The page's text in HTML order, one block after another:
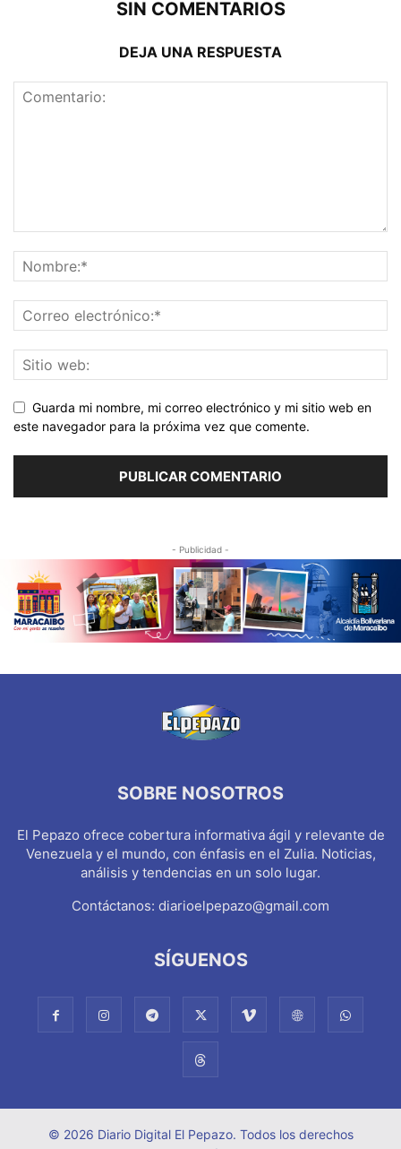
SIN COMENTARIOS
DEJA UNA RESPUESTA
Guarda mi nombre, mi correo electrónico y mi sitio web en
este navegador para la próxima vez que comente.
- Publicidad -
SOBRE NOSOTROS
El Pepazo ofrece cobertura informativa ágil y relevante de
Venezuela y el mundo, con énfasis en el Zulia. Noticias,
análisis y tendencias en un solo lugar.
Contáctanos: diarioelpepazo@gmail.com
SÍGUENOS
© 2026 Diario Digital El Pepazo. Todos los derechos